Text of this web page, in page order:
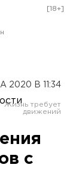
[18+]
2020 В 11:34
с